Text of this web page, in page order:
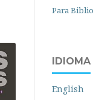
Para
IDIOMA
English